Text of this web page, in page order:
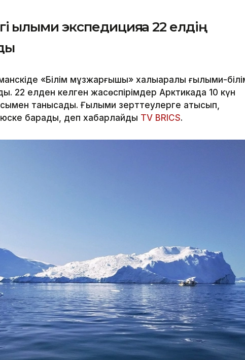
ғылыми экспедицияға 22 елдің
«Білім мұзжарғышы» халықаралық ғылыми-
22 елден келген жасөспірімдер Арктикада 10 күн
танысады. Ғылыми зерттеулерге қатысып,
барады, деп хабарлайды TV BRICS.